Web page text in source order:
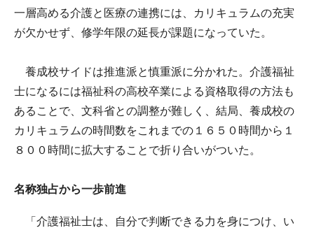
一層高める介護と医療の連携には、カリキュラムの充実
が欠かせず、修学年限の延長が課題になっていた。
養成校サイドは推進派と慎重派に分かれた。介護福祉
士になるには福祉科の高校卒業による資格取得の方法も
あることで、文科省との調整が難しく、結局、養成校の
カリキュラムの時間数をこれまでの１６５０時間から１
８００時間に拡大することで折り合いがついた。
名称独占から一歩前進
「介護福祉士は、自分で判断できる力を身につけ、い